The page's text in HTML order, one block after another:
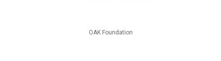
OAK Foundation